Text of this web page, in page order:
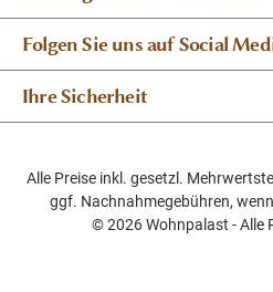
Folgen Sie uns auf Social
Ihre Sicherheit
Alle Preise inkl. gesetzl.
ggf. Nachnahmegebühren,
© 2026 Wohnpalast - Alle